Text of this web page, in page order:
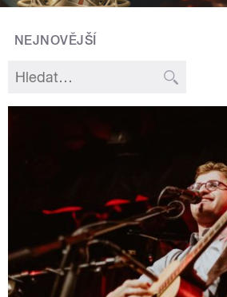
NEJNOVĚJŠÍ